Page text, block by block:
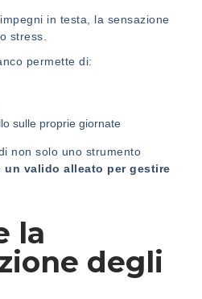
in testa, la sensazione
stress.
permette di:
sulle proprie giornate
non solo uno strumento
un valido alleato per gestire
la
degli